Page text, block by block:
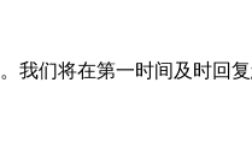
们将在第一时间及时回